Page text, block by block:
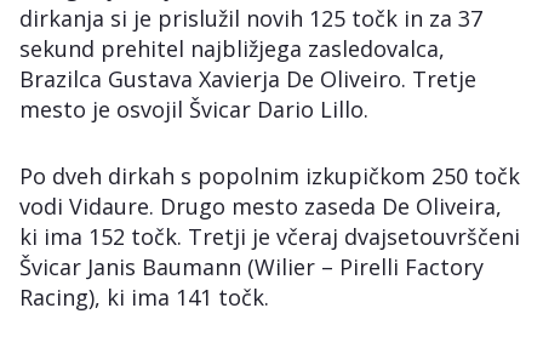
dirkanja si je prislužil novih 125 točk in za 37
sekund prehitel najbližjega zasledovalca,
Brazilca Gustava Xavierja De Oliveiro. Tretje
mesto je osvojil Švicar Dario Lillo.
Po dveh dirkah s popolnim izkupičkom 250 točk
vodi Vidaure. Drugo mesto zaseda De Oliveira,
ki ima 152 točk. Tretji je včeraj dvajsetouvrščeni
Švicar Janis Baumann (Wilier – Pirelli Factory
Racing), ki ima 141 točk.